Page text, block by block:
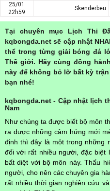
25/01
22h59
Skenderbeu
Tại chuyên mục Lịch Thi
kqbongda.net sẽ cập nhật
thể trong từng giải bóng đá
Thế giới. Hãy cùng đồng
này để không bỏ lỡ bất kỳ
bạn nhé!
kqbongda.net - Cập nhật lịch
Nam
Như chúng ta được biết bộ môn
ra được những cảm hứng mới
định thì đây là một trong những
đối với rất nhiều người, đặc biệt
bất diệt với bộ môn này. Thấu
người, cho nên các chuyên gia
rất nhiều thời gian nghiên cứu